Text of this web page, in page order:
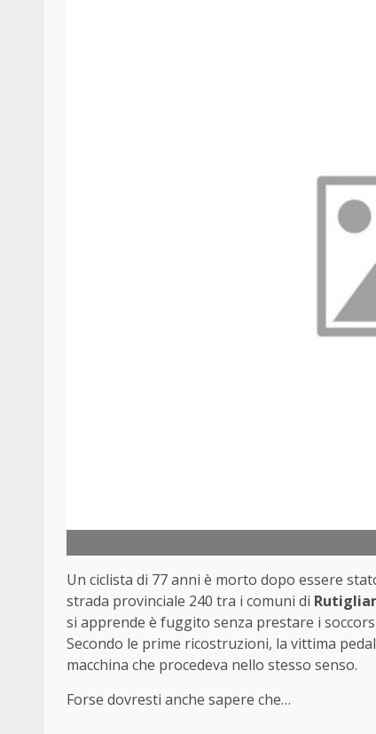
Un ciclista di 77 anni è morto dopo essere
strada provinciale 240 tra i comuni di
si apprende è fuggito senza prestare i
Secondo le prime ricostruzioni, la vittima
macchina che procedeva nello stesso senso.
Forse dovresti anche sapere che…